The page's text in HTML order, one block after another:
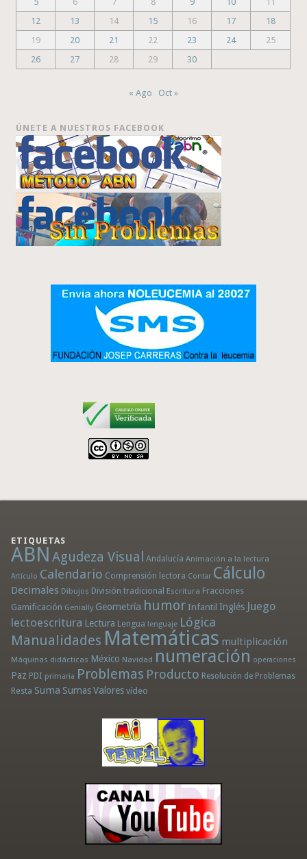
12
13 14 15 16 17
18
19
20 21 22 23 24
25
26
27 28 29 30
« Ago Oct »
ÚNETE A NUESTROS FACEBOOK
ETIQUETAS
ABN Agudeza Visual Andalucía Animación a la lectura
Artículo Calendario Comprensión lectora Contar Cálculo
Decimales Dibujos División tradicional Escritura Fracciones
Gamificación Genially Geometría humor Infantil Inglés Juego
lectoescritura Lectura Lengua lenguaje Lógica
Manualidades Matemáticas multiplicación
Máquinas didácticas México Navidad numeración operaciones
Paz PDI primaria Problemas Producto Resolución de Problemas
Resta Suma Sumas Valores vídeo